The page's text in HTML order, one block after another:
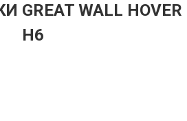
GREAT WALL HOVER
H6